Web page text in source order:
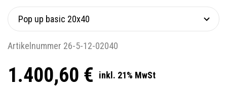
Artikelnummer 26-5-12-02040
1.400,60 €
inkl. 21% MwSt